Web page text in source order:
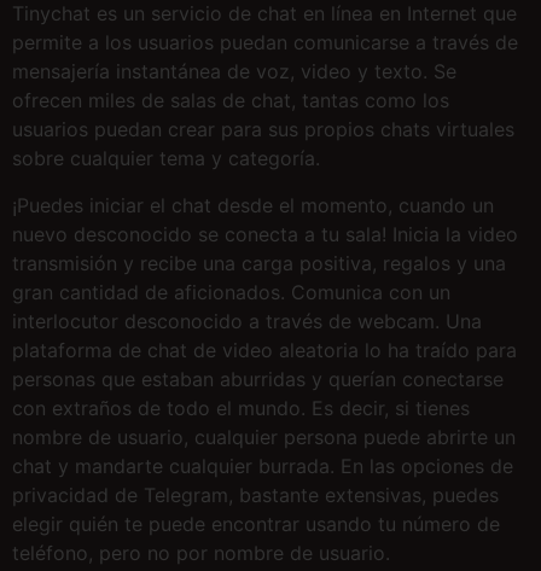
Tinychat es un servicio de chat en línea en Internet que
permite a los usuarios puedan comunicarse a través de
mensajería instantánea de voz, video y texto. Se
ofrecen miles de salas de chat, tantas como los
usuarios puedan crear para sus propios chats virtuales
sobre cualquier tema y categoría.
¡Puedes iniciar el chat desde el momento, cuando un
nuevo desconocido se conecta a tu sala! Inicia la video
transmisión y recibe una carga positiva, regalos y una
gran cantidad de aficionados. Comunica con un
interlocutor desconocido a través de webcam. Una
plataforma de chat de video aleatoria lo ha traído para
personas que estaban aburridas y querían conectarse
con extraños de todo el mundo. Es decir, si tienes
nombre de usuario, cualquier persona puede abrirte un
chat y mandarte cualquier burrada. En las opciones de
privacidad de Telegram, bastante extensivas, puedes
elegir quién te puede encontrar usando tu número de
teléfono, pero no por nombre de usuario.